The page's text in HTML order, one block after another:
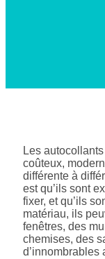
Les
coûteux,
différente à
est qu’ils sont
fixer, et qu’ils
matériau, ils
fenêtres, des
chemises, des
d’innombrables